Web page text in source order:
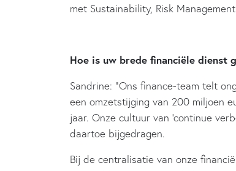
met Sustainability, Risk
Hoe is uw brede financiële dienst
Sandrine: “Ons finance-team telt
een omzetstijging van 200 miljoen
jaar. Onze cultuur van ‘continue
daartoe bijgedragen.
Bij de centralisatie van onze